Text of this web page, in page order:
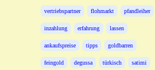
vertriebspartner flohmarkt pfandleiher
inzahlung erfahrung lassen
ankaufspreise tipps goldbarren
feingold degussa türkisch satimi